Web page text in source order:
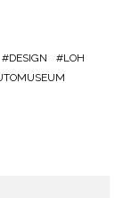
DESIGN
LOH